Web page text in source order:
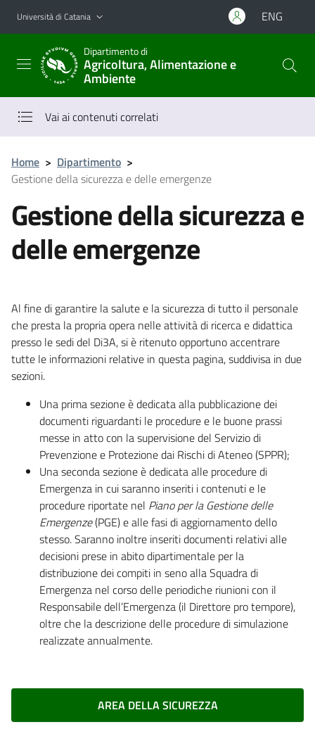
Vai al contenuto principale
Vai al menu di navigazione
Università di Catania ENG
Dipartimento di
Agricoltura, Alimentazione e
Ambiente
Vai ai contenuti correlati
Home > Dipartimento >
Gestione della sicurezza e delle emergenze
Gestione della sicurezza e
delle emergenze
Al fine di garantire la salute e la sicurezza di tutto il personale
che presta la propria opera nelle attività di ricerca e didattica
presso le sedi del Di3A, si è ritenuto opportuno accentrare
tutte le informazioni relative in questa pagina, suddivisa in due
sezioni.
Una prima sezione è dedicata alla pubblicazione dei
documenti riguardanti le procedure e le buone prassi
messe in atto con la supervisione del Servizio di
Prevenzione e Protezione dai Rischi di Ateneo (SPPR);
Una seconda sezione è dedicata alle procedure di
Emergenza in cui saranno inseriti i contenuti e le
procedure riportate nel Piano per la Gestione delle
Emergenze(PGE) e alle fasi di aggiornamento dello
stesso. Saranno inoltre inseriti documenti relativi alle
decisioni prese in abito dipartimentale per la
distribuzione dei compiti in seno alla Squadra di
Emergenza nel corso delle periodiche riunioni con il
Responsabile dell’Emergenza (il Direttore pro tempore),
oltre che la descrizione delle procedure di simulazione
realizzate annualmente.
AREA DELLA SICUREZZA